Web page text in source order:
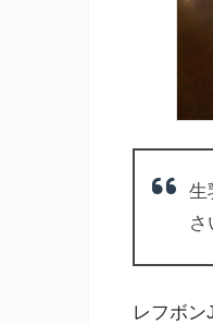
生
さ
レフボ